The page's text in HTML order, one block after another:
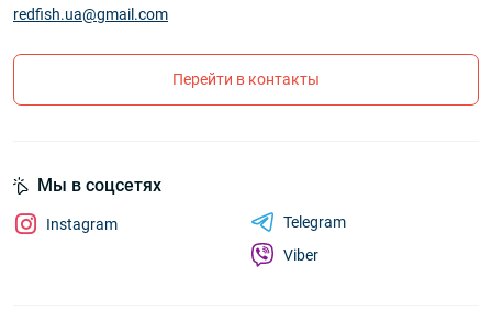
redfish.ua@gmail.com
Перейти в контакты
Мы в соцсетях
Instagram
Telegram
Viber